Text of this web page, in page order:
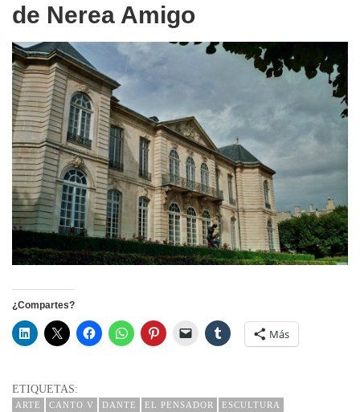
de Nerea Amigo
¿Compartes?
Más
ETIQUETAS:
ARTE CANTO V DANTE EL PENSADOR
ESCULTURA